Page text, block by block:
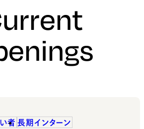
者 長期インターン